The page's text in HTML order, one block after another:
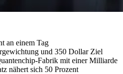
an einem Tag
und 350 Dollar Ziel
Fabrik mit einer Milliarde
nähert sich 50 Prozent